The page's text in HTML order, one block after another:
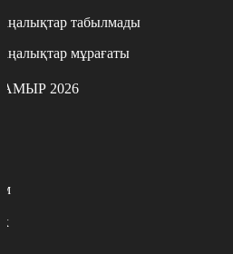
табылмады
мұрағаты
2026